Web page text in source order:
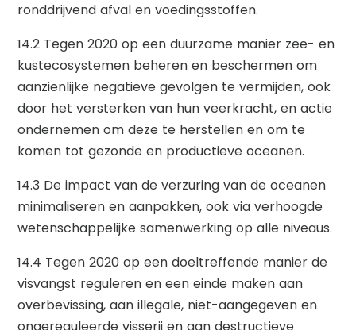
ronddrijvend afval en voedingsstoffen.
14.2 Tegen 2020 op een duurzame manier zee- en
kustecosystemen beheren en beschermen om
aanzienlijke negatieve gevolgen te vermijden, ook
door het versterken van hun veerkracht, en actie
ondernemen om deze te herstellen en om te
komen tot gezonde en productieve oceanen.
14.3 De impact van de verzuring van de oceanen
minimaliseren en aanpakken, ook via verhoogde
wetenschappelijke samenwerking op alle niveaus.
14.4 Tegen 2020 op een doeltreffende manier de
visvangst reguleren en een einde maken aan
overbevissing, aan illegale, niet-aangegeven en